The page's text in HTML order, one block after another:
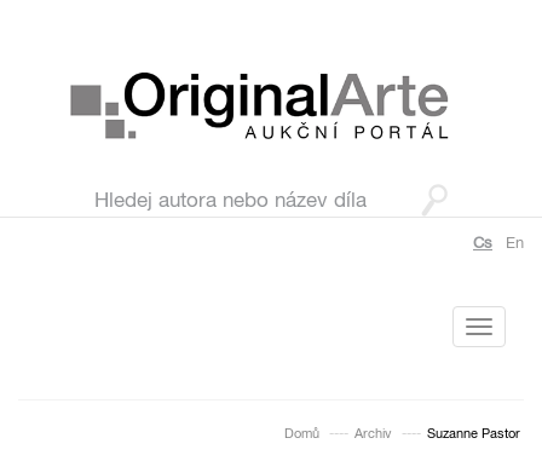
Cs En
Toggle
Domů Archiv Suzanne Pastor